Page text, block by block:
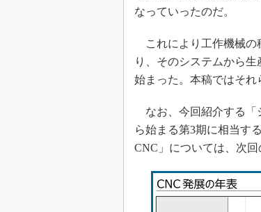
なっていったのだ。
これにより工作機械の
り、そのシステムから
始まった。本稿ではそれ
なお、今回紹介する「
ら始まる第3期に相当す
CNC」については、次回